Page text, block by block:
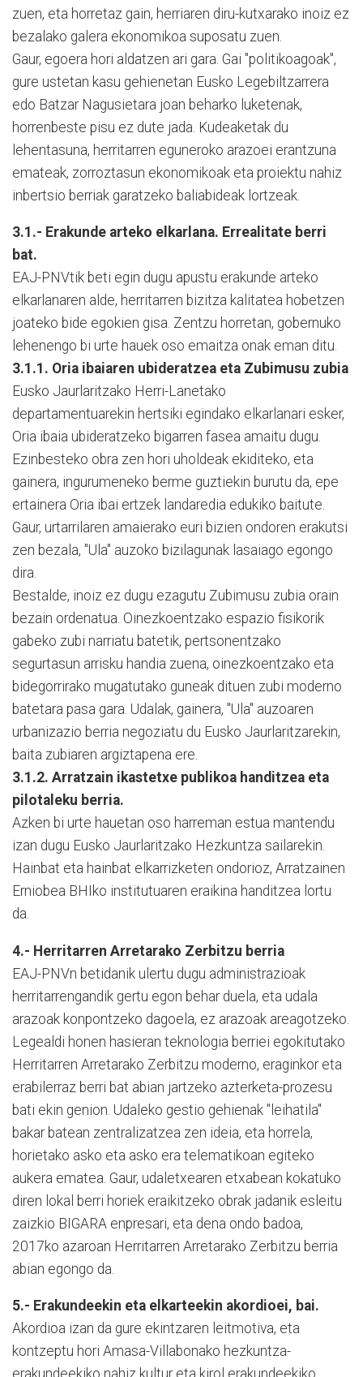
zuen, eta horretaz gain, herriaren diru-kutxarako inoiz ez
bezalako galera ekonomikoa suposatu zuen.
Gaur, egoera hori aldatzen ari gara. Gai "politikoagoak",
gure ustetan kasu gehienetan Eusko Legebiltzarrera
edo Batzar Nagusietara joan beharko luketenak,
horrenbeste pisu ez dute jada. Kudeaketak du
lehentasuna, herritarren eguneroko arazoei erantzuna
emateak, zorroztasun ekonomikoak eta proiektu nahiz
inbertsio berriak garatzeko baliabideak lortzeak.
3.1.- Erakunde arteko elkarlana. Errealitate berri
bat.
EAJ-PNVtik beti egin dugu apustu erakunde arteko
elkarlanaren alde, herritarren bizitza kalitatea hobetzen
joateko bide egokien gisa. Zentzu horretan, gobernuko
lehenengo bi urte hauek oso emaitza onak eman ditu.
3.1.1. Oria ibaiaren ubideratzea eta Zubimusu zubia
Eusko Jaurlaritzako Herri-Lanetako
departamentuarekin hertsiki egindako elkarlanari esker,
Oria ibaia ubideratzeko bigarren fasea amaitu dugu.
Ezinbesteko obra zen hori uholdeak ekiditeko, eta
gainera, ingurumeneko berme guztiekin burutu da, epe
ertainera Oria ibai ertzek landaredia edukiko baitute.
Gaur, urtarrilaren amaierako euri bizien ondoren erakutsi
zen bezala, "Ula" auzoko bizilagunak lasaiago egongo
dira.
Bestalde, inoiz ez dugu ezagutu Zubimusu zubia orain
bezain ordenatua. Oinezkoentzako espazio fisikorik
gabeko zubi narriatu batetik, pertsonentzako
segurtasun arrisku handia zuena, oinezkoentzako eta
bidegorrirako mugatutako guneak dituen zubi moderno
batetara pasa gara. Udalak, gainera, "Ula" auzoaren
urbanizazio berria negoziatu du Eusko Jaurlaritzarekin,
baita zubiaren argiztapena ere.
3.1.2. Arratzain ikastetxe publikoa handitzea eta
pilotaleku berria.
Azken bi urte hauetan oso harreman estua mantendu
izan dugu Eusko Jaurlaritzako Hezkuntza sailarekin.
Hainbat eta hainbat elkarrizketen ondorioz, Arratzainen
Erniobea BHIko institutuaren eraikina handitzea lortu
da.
4.- Herritarren Arretarako Zerbitzu berria
EAJ-PNVn betidanik ulertu dugu administrazioak
herritarrengandik gertu egon behar duela, eta udala
arazoak konpontzeko dagoela, ez arazoak areagotzeko.
Legealdi honen hasieran teknologia berriei egokitutako
Herritarren Arretarako Zerbitzu moderno, eraginkor eta
erabilerraz berri bat abian jartzeko azterketa-prozesu
bati ekin genion. Udaleko gestio gehienak "leihatila"
bakar batean zentralizatzea zen ideia, eta horrela,
horietako asko eta asko era telematikoan egiteko
aukera ematea. Gaur, udaletxearen etxabean kokatuko
diren lokal berri horiek eraikitzeko obrak jadanik esleitu
zaizkio BIGARA enpresari, eta dena ondo badoa,
2017ko azaroan Herritarren Arretarako Zerbitzu berria
abian egongo da.
5.- Erakundeekin eta elkarteekin akordioei, bai.
Akordioa izan da gure ekintzaren leitmotiva, eta
kontzeptu hori Amasa-Villabonako hezkuntza-